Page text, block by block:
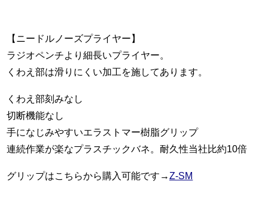
【ニードルノーズプライヤー】
ラジオペンチより細長いプライヤー。
くわえ部は滑りにくい加工を施してあります。
くわえ部刻みなし
切断機能なし
手になじみやすいエラストマー樹脂グリップ
連続作業が楽なプラスチックバネ。耐久性当社比約10倍
グリップはこちらから購入可能です→Z-SM